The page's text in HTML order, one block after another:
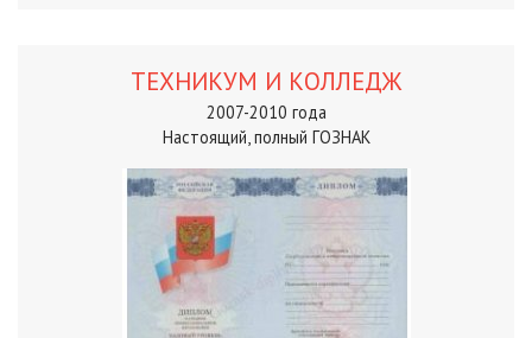
ТЕХНИКУМ И КОЛЛЕДЖ
2007-2010 года
Настоящий, полный ГОЗНАК